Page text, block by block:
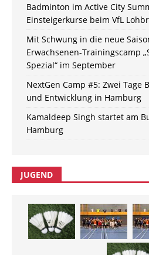
Badminton im Active City
Einsteigerkurse beim VfL
Mit Schwung in die neue
Erwachsenen-Trainingscamp
Spezial“ im September
NextGen Camp #5: Zwei Tage
und Entwicklung in Hamburg
Kamaldeep Singh startet am
Hamburg
JUGEND